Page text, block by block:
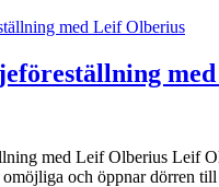
med Leif Olberius Leif
och öppnar dörren